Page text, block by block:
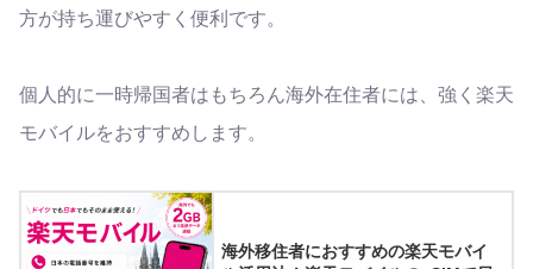
方が持ち運びやすく便利です。
個人的に一時帰国者はもちろん海外在住者には、強く楽天
モバイルをおすすめします。
海外移住者におすすめの楽天モバイ